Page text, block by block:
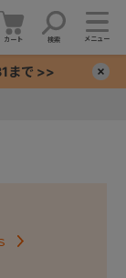
カート 検索 メニュー
まで >>